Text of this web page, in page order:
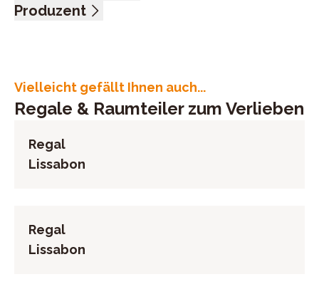
Wildeiche massiv, natur geölt, Schwarzstahl, 2
Produzent
E-Mail-Adresse: info@imc-nagold.de
UID (Umsatzsteuer-Identifikationsnummer): DE
265279207
Vielleicht gefällt Ihnen auch...
Regale & Raumteiler zum Verlieben
Regal
Lissabon
Regal
Lissabon